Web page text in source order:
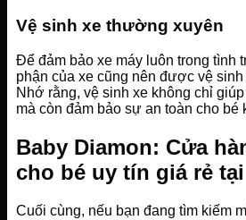
Vệ sinh xe thường xuyên
Để đảm bảo xe máy luôn trong tình
phận của xe cũng nên được vệ
Nhớ rằng, vệ sinh xe không chỉ
mà còn đảm bảo sự an toàn cho bé
Baby Diamon: Cửa
cho bé uy tín giá rẻ tại
Cuối cùng, nếu bạn đang tìm kiếm